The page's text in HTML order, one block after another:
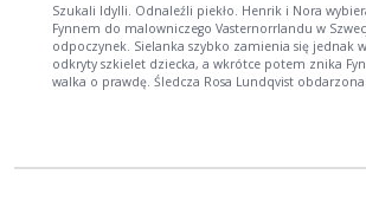
Szukali Idylli. Odnaleźli piekło. Henrik i Nora wybierają się z pięcioletnim synkiem
Fynnem do malowniczego Vasternorrlandu w
odpoczynek. Sielanka szybko zamienia się jednak
odkryty szkielet dziecka, a wkrótce potem znika
walka o prawdę. Śledcza Rosa Lundqvist obdarzona niezwykłym darem wyczuwania